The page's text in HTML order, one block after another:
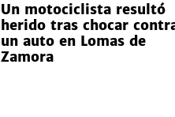
Un motociclista resultó
herido tras chocar
un auto en Lomas de
Zamora